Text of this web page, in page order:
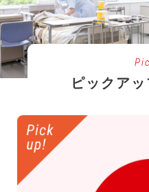
ピックア